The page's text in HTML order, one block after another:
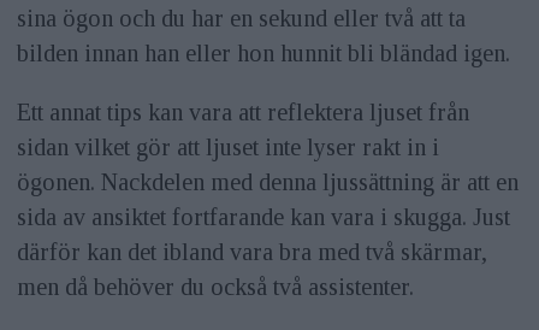
sina ögon och du har en sekund eller två att ta
bilden innan han eller hon hunnit bli bländad igen.
Ett annat tips kan vara att reflektera ljuset från
sidan vilket gör att ljuset inte lyser rakt in i
ögonen. Nackdelen med denna ljussättning är att en
sida av ansiktet fortfarande kan vara i skugga. Just
därför kan det ibland vara bra med två skärmar,
men då behöver du också två assistenter.